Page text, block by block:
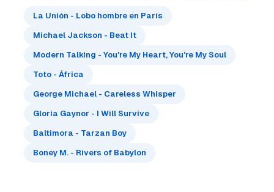
La Unión - Lobo hombre en París
Michael Jackson - Beat It
Modern Talking - You're My Heart, You're My Soul
Toto - África
George Michael - Careless Whisper
Gloria Gaynor - I Will Survive
Baltimora - Tarzan Boy
Boney M. - Rivers of Babylon